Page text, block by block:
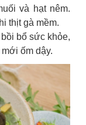
và hạt nêm.
thịt gà mềm.
bổ sức khỏe,
ốm dậy.